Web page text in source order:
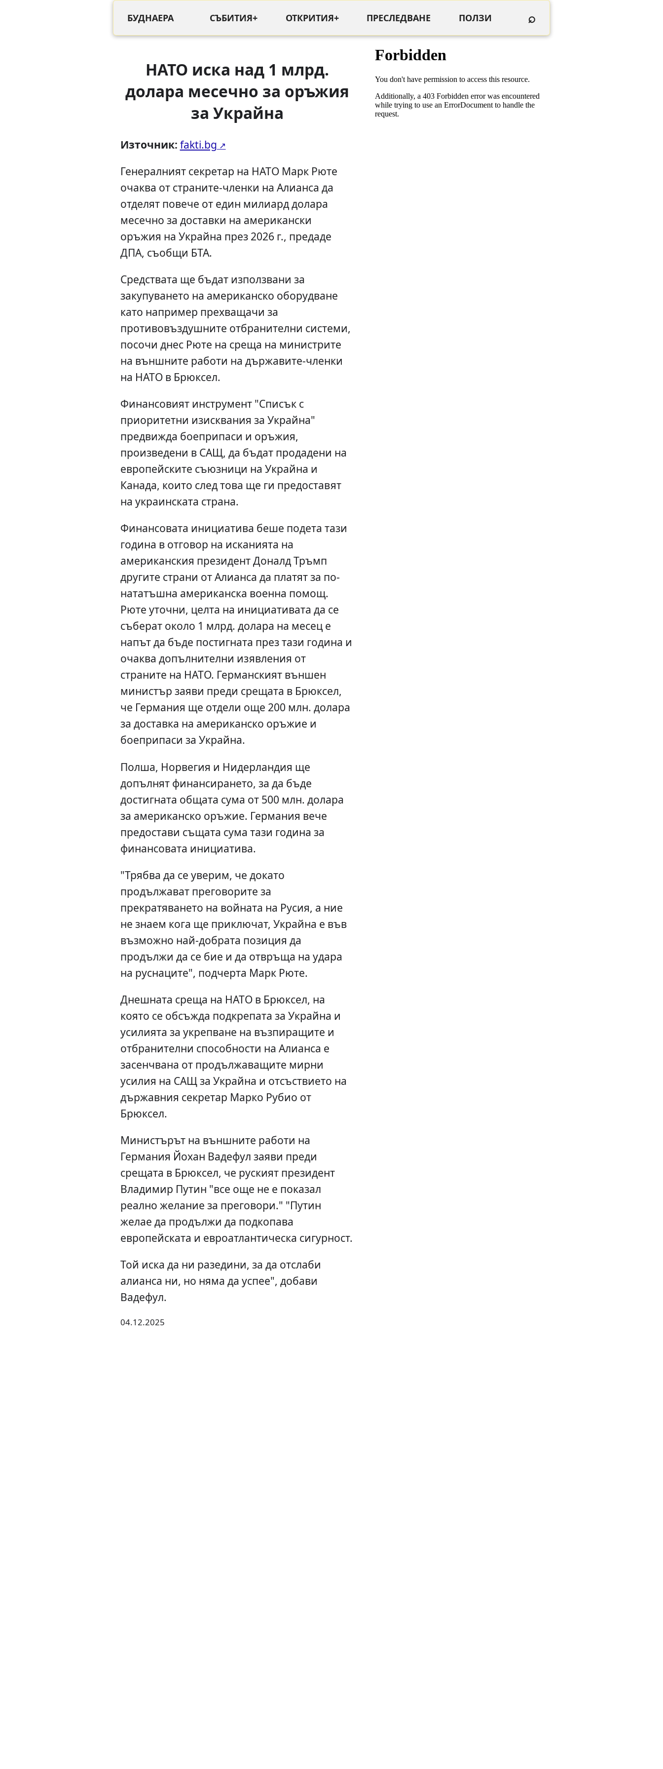
БУДНАЕРА СЪБИТИЯ+ ОТКРИТИЯ+ ПРЕСЛЕДВАНЕ ПОЛЗИ ⌕
НАТО иска над 1 млрд.
долара месечно за оръжия
за Украйна
Източник: fakti.bg
Генералният секретар на НАТО Марк Рюте
очаква от страните-членки на Алианса да
отделят повече от един милиард долара
месечно за доставки на американски
оръжия на Украйна през 2026 г., предаде
ДПА, съобщи БТА.
Средствата ще бъдат използвани за
закупуването на американско оборудване
като например прехващачи за
противовъздушните отбранителни системи,
посочи днес Рюте на среща на министрите
на външните работи на държавите-членки
на НАТО в Брюксел.
Финансовият инструмент "Списък с
приоритетни изисквания за Украйна"
предвижда боеприпаси и оръжия,
произведени в САЩ, да бъдат продадени на
европейските съюзници на Украйна и
Канада, които след това ще ги предоставят
на украинската страна.
Финансовата инициатива беше подета тази
година в отговор на исканията на
американския президент Доналд Тръмп
другите страни от Алианса да платят за по-
нататъшна американска военна помощ.
Рюте уточни, целта на инициативата да се
съберат около 1 млрд. долара на месец е
напът да бъде постигната през тази година и
очаква допълнителни изявления от
страните на НАТО. Германският външен
министър заяви преди срещата в Брюксел,
че Германия ще отдели още 200 млн. долара
за доставка на американско оръжие и
боеприпаси за Украйна.
Полша, Норвегия и Нидерландия ще
допълнят финансирането, за да бъде
достигната общата сума от 500 млн. долара
за американско оръжие. Германия вече
предостави същата сума тази година за
финансовата инициатива.
"Трябва да се уверим, че докато
продължават преговорите за
прекратяването на войната на Русия, а ние
не знаем кога ще приключат, Украйна е във
възможно най-добрата позиция да
продължи да се бие и да отвръща на удара
на руснаците", подчерта Марк Рюте.
Днешната среща на НАТО в Брюксел, на
която се обсъжда подкрепата за Украйна и
усилията за укрепване на възпиращите и
отбранителни способности на Алианса е
засенчвана от продължаващите мирни
усилия на САЩ за Украйна и отсъствието на
държавния секретар Марко Рубио от
Брюксел.
Министърът на външните работи на
Германия Йохан Вадефул заяви преди
срещата в Брюксел, че руският президент
Владимир Путин "все още не е показал
реално желание за преговори." "Путин
желае да продължи да подкопава
европейската и евроатлантическа сигурност.
Той иска да ни разедини, за да отслаби
алианса ни, но няма да успее", добави
Вадефул.
04.12.2025